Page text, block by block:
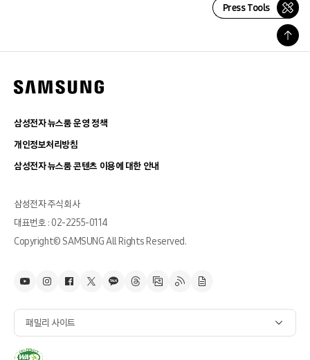
Press Tools
삼성전자 뉴스룸 운영 정책
개인정보처리방침
삼성전자 뉴스룸 콘텐츠 이용에 대한 안내
삼성전자 주식회사
대표번호 : 02-2255-0114
Copyright© SAMSUNG All Rights Reserved.
패밀리 사이트